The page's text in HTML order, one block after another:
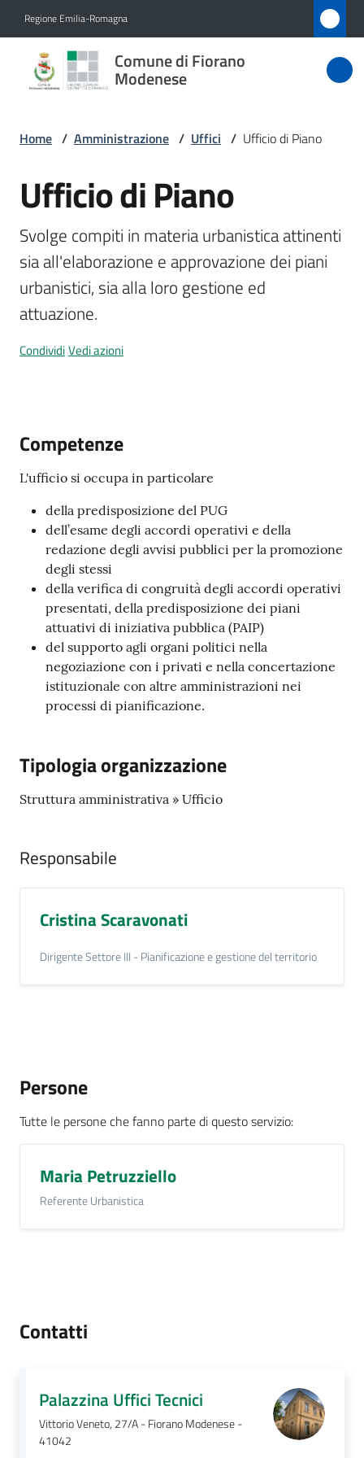
Regione Emilia-Romagna
Comune di Fiorano
Modenese
Comune
di Fiorano
Menu selezionato
Servizi
Vivere
Fiorano
Modenese
A
l
l
r
a
n
T
u
r
Seguici
su
Home / Amministrazione / Uffici / Ufficio di Piano
Salta al contenuto
Ufficio di Piano
Svolge compiti in materia urbanistica attinenti
sia all'elaborazione e approvazione dei piani
urbanistici, sia alla loro gestione ed
attuazione.
CondividiVedi azioni
Competenze
L'ufficio si occupa in particolare
della predisposizione del PUG
dell’esame degli accordi operativi e della
redazione degli avvisi pubblici per la promozione
degli stessi
della verifica di congruità degli accordi operativi
presentati, della predisposizione dei piani
attuativi di iniziativa pubblica (PAIP)
del supporto agli organi politici nella
negoziazione con i privati e nella concertazione
istituzionale con altre amministrazioni nei
processi di pianificazione.
Tipologia organizzazione
Struttura amministrativa » Ufficio
Responsabile
Cristina Scaravonati
Dirigente Settore III - Pianificazione e gestione del territorio
Persone
Tutte le persone che fanno parte di questo servizio:
Maria Petruzziello
Referente Urbanistica
Contatti
Palazzina Uffici Tecnici
Vittorio Veneto, 27/A - Fiorano Modenese -
41042